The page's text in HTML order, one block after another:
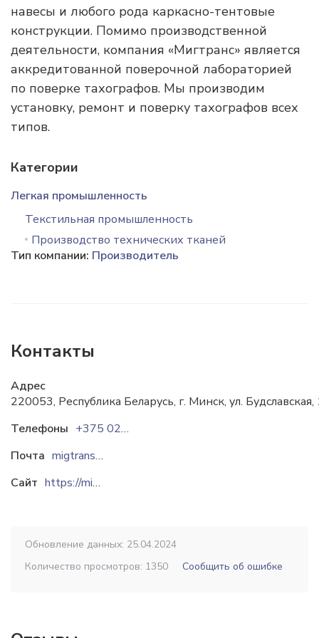
навесы и любого рода каркасно-тентовые
конструкции. Помимо производственной
деятельности, компания «Мигтранс» является
аккредитованной поверочной лабораторией
по поверке тахографов. Мы производим
установку, ремонт и поверку тахографов всех
типов.
Категории
Легкая промышленность
Текстильная промышленность
Производство технических тканей
Тип компании: Производитель
Контакты
Адрес
220053, Республика Беларусь, г. Минск, ул.
Телефоны
+375 029 605-06-46
Почта
migtrans@mail.ru
Сайт
https://mig-trans.by
Обновление данных: 25.04.2024
Количество просмотров: 1350
Сообщить об ошибке